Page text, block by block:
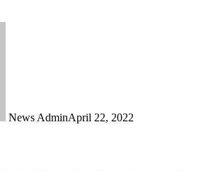
News AdminApril 22, 2022